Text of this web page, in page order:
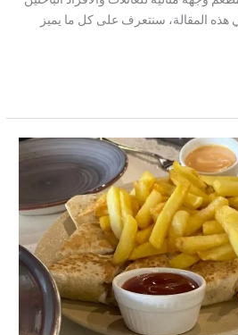
المقالة، سنتعرف على كل ما يميز